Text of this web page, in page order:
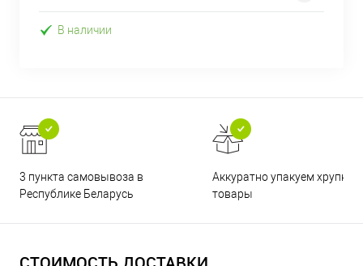
В наличии
3 пункта самовывоза в
Республике Беларусь
Аккуратно упакуем хрупкие
товары